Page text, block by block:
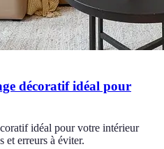
décoratif idéal pour
idéal pour votre intérieur
et erreurs à éviter.